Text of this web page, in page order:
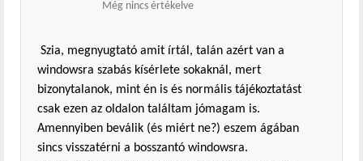
Még nincs értékelve
Szia, megnyugtató amit írtál, talán azért van a
windowsra szabás kísérlete sokaknál, mert
bizonytalanok, mint én is és normális tájékoztatást
csak ezen az oldalon találtam jómagam is.
Amennyiben beválik (és miért ne?) eszem ágában
sincs visszatérni a bosszantó windowsra.